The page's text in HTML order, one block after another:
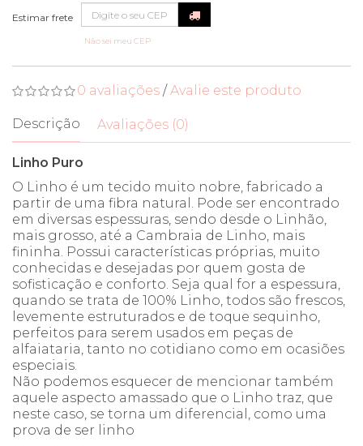
Não sei meu CEP
0 avaliações /Avalie este produto
Descrição Avaliações (0)
Linho Puro
O Linho é um tecido muito nobre, fabricado a
partir de uma fibra natural. Pode ser encontrado
em diversas espessuras, sendo desde o Linhão,
mais grosso, até a Cambraia de Linho, mais
fininha. Possui características próprias, muito
conhecidas e desejadas por quem gosta de
sofisticação e conforto. Seja qual for a espessura,
quando se trata de 100% Linho, todos são frescos,
levemente estruturados e de toque sequinho,
perfeitos para serem usados em peças de
alfaiataria, tanto no cotidiano como em ocasiões
especiais.
Não podemos esquecer de mencionar também
aquele aspecto amassado que o Linho traz, que
neste caso, se torna um diferencial, como uma
prova de ser linho